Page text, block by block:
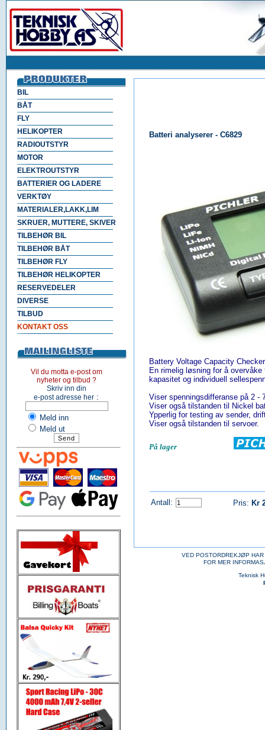
BIL
BÅT
FLY
HELIKOPTER
RADIOUTSTYR
MOTOR
ELEKTROUTSTYR
BATTERIER OG LADERE
VERKTØY
MATERIALER,LAKK,LIM
SKRUER, MUTTERE, SKIVER
TILBEHØR BIL
TILBEHØR BÅT
TILBEHØR FLY
TILBEHØR HELIKOPTER
RESERVEDELER
DIVERSE
TILBUD
KONTAKT OSS
Vil du motta e-post om
nyheter og tilbud ?
Skriv inn din
e-post adresse her :
Meld inn
Meld ut
Batteri analyserer - C6829
Battery Voltage Capacity Checker
En rimelig løsning for å
kapasitet og individuell
Viser spenningsdifferanse på 2 -
Viser også tilstanden til Nickel
Ypperlig for testing av sender,
Viser også tilstanden til servoer.
På lager
Antall: Pris: Kr
VED POSTORDREKJØP
FOR MER
Teknisk